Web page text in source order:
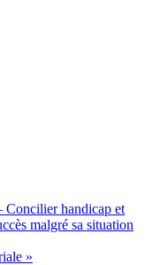
Concilier handicap et
malgré sa situation
»